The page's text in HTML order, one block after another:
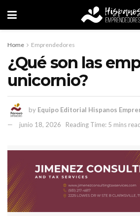
Home Emprendedores
¿Qué son las
unicornio?
by Equipo Editorial Hispanos
junio 18, 2026
Reading Time: 5 mins